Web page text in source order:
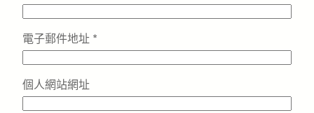
電子郵件地址 *
個人網站網址